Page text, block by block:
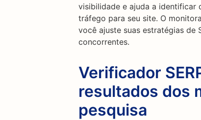
visibilidade e ajuda a identificar
tráfego para seu site. O
você ajuste suas estratégias de
concorrentes.
Verificador
resultados dos
pesquisa